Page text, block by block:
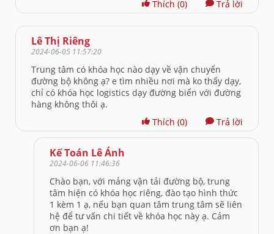
Thích (0) Trả lời
Lê Thị Riêng
2024-06-05 11:57:20
Trung tâm có khóa học nào dạy về vận chuyển
đường bộ không ạ? e tìm nhiều nơi mà ko thấy dạy,
chỉ có khóa học logistics dạy đường biển với đường
hàng không thôi ạ.
Thích (0) Trả lời
Kế Toán Lê Ánh
2024-06-06 11:46:36
Chào bạn, với mảng vận tải đường bộ, trung
tâm hiện có khóa học riêng, đào tạo hình thức
1 kèm 1 ạ, nếu bạn quan tâm trung tâm sẽ liên
hệ để tư vấn chi tiết về khóa học này ạ. Cảm
ơn bạn ạ!